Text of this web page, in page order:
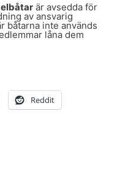
är avsedda för
av ansvarig
båtarna inte används
låna dem
Reddit